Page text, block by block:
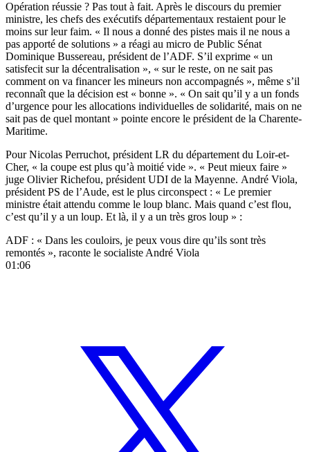
Opération réussie ? Pas tout à fait. Après le discours du premier
ministre, les chefs des exécutifs départementaux restaient pour le
moins sur leur faim. « Il nous a donné des pistes mais il ne nous a
pas apporté de solutions » a réagi au micro de Public Sénat
Dominique Bussereau, président de l’ADF. S’il exprime « un
satisfecit sur la décentralisation », « sur le reste, on ne sait pas
comment on va financer les mineurs non accompagnés », même s’il
reconnaît que la décision est « bonne ». « On sait qu’il y a un fonds
d’urgence pour les allocations individuelles de solidarité, mais on ne
sait pas de quel montant » pointe encore le président de la Charente-
Maritime.
Pour Nicolas Perruchot, président LR du département du Loir-et-
Cher, « la coupe est plus qu’à moitié vide ». « Peut mieux faire »
juge Olivier Richefou, président UDI de la Mayenne. André Viola,
président PS de l’Aude, est le plus circonspect : « Le premier
ministre était attendu comme le loup blanc. Mais quand c’est flou,
c’est qu’il y a un loup. Et là, il y a un très gros loup » :
ADF : « Dans les couloirs, je peux vous dire qu’ils sont très
remontés », raconte le socialiste André Viola
01:06